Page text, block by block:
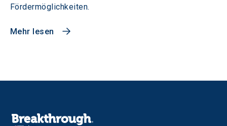
Fördermöglichkeiten.
Mehr lesen